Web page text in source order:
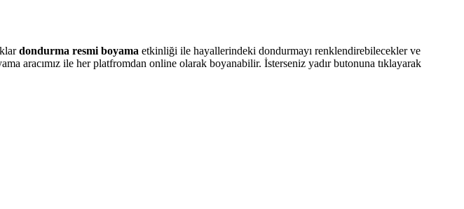
dondurma resmi boyama etkinliği ile hayallerindeki dondurmayı renklendirebilecekler ve
aracımız ile her platfromdan online olarak boyanabilir. İsterseniz yadır butonuna tıklayarak